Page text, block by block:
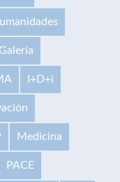
Galería
I+D+i
Medicina
PACE